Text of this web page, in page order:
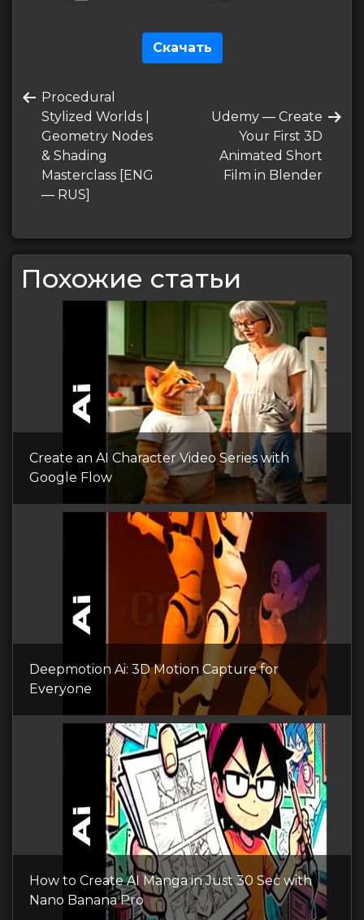
Скачать
по
записям
Предыдущая
запись
Procedural
Stylized Worlds |
Geometry Nodes
& Shading
Masterclass [ENG
— RUS]
Следующая
запись
Udemy — Create
Your First 3D
Animated Short
Film in Blender
Похожие статьи
Create an AI Character Video Series with
Google Flow
Deepmotion Ai: 3D Motion Capture for
Everyone
How to Create AI Manga in Just 30 Sec with
Nano Banana Pro